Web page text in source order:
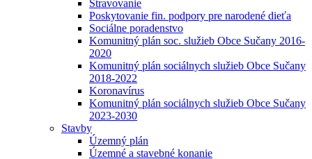
Stravovanie
Poskytovanie fin. podpory pre narodené dieťa
Sociálne poradenstvo
Komunitný plán soc. služieb Obce Sučany 2016-
2020
Komunitný plán sociálnych služieb Obce Sučany
2018-2022
Koronavírus
Komunitný plán sociálnych služieb Obce Sučany
2023-2030
Stavby
Územný plán
Územné a stavebné konanie